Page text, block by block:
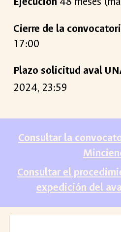
Cierre de la
17:00
Plazo solicitud aval
2024, 23:59
Consultar la
Consultar el
expedición del